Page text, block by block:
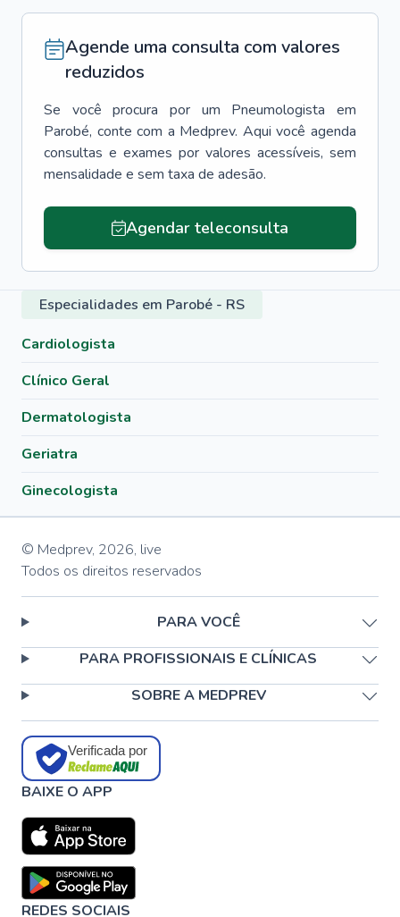
Agende uma consulta com valores
reduzidos
Se você procura por um Pneumologista
em
Parobé, conte com a Medprev. Aqui você agenda
consultas e exames por valores acessíveis, sem
mensalidade e sem taxa de adesão.
Agendar teleconsulta
Especialidades em Parobé - RS
Cardiologista
Clínico Geral
Dermatologista
Geriatra
Ginecologista
© Medprev, 2026, live
Todos os direitos reservados
PARA VOCÊ
PARA PROFISSIONAIS E CLÍNICAS
SOBRE A MEDPREV
Verificada por
BAIXE O APP
REDES SOCIAIS